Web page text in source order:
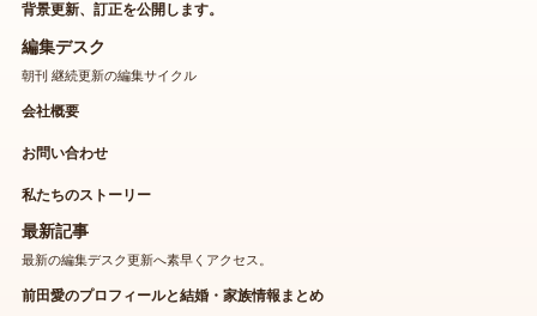
背景更新、訂正を公開します。
編集デスク
朝刊 継続更新の編集サイクル
会社概要
お問い合わせ
私たちのストーリー
最新記事
最新の編集デスク更新へ素早くアクセス。
前田愛のプロフィールと結婚・家族情報まとめ